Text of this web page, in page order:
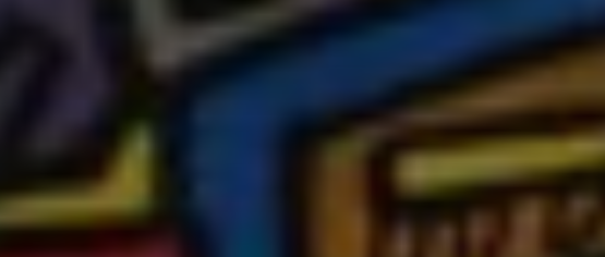
Nom
Prénom
Statut / Organisation
Adresse email*
Nom